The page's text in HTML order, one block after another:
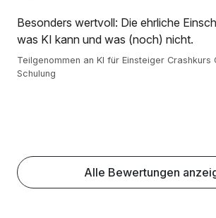
Besonders wertvoll: Die ehrliche
was KI kann und was (noch) nicht.
Teilgenommen an KI für Einsteiger Crashkurs
Schulung
Alle Bewertungen